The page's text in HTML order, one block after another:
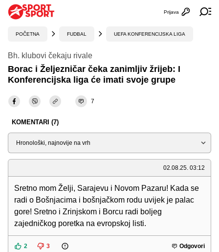
Otvori
Prijava
POČETNA FUDBAL UEFA KONFERENCIJSKA LIGA
Bh. klubovi čekaju rivale
Borac i Željezničar čeka zanimljiv žrijeb: I
Konferencijska liga će imati svoje grupe
7
KOMENTARI (7)
Sortiraj
02.08.25. 03:12
Sretno mom Želji, Sarajevu i Novom Pazaru! Kada se
radi o Bošnjacima i bošnjačkom rodu uvijek je palac
gore! Sretno i Zrinjskom i Borcu radi boljeg
zajedničkog poretka na evropskoj listi.
2 3 Odgovori